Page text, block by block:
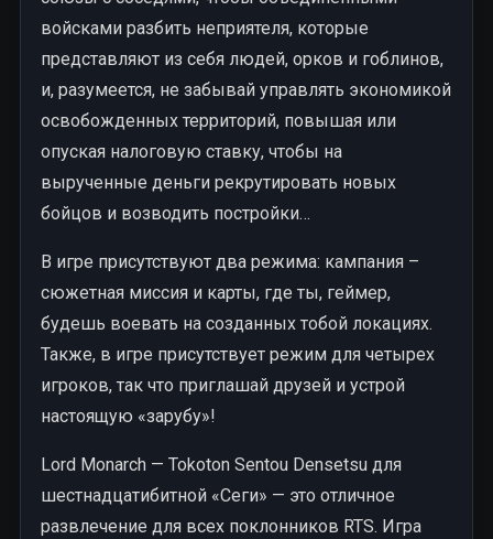
войсками разбить неприятеля, которые
представляют из себя людей, орков и гоблинов,
и, разумеется, не забывай управлять экономикой
освобожденных территорий, повышая или
опуская налоговую ставку, чтобы на
вырученные деньги рекрутировать новых
бойцов и возводить постройки…
В игре присутствуют два режима: кампания –
сюжетная миссия и карты, где ты, геймер,
будешь воевать на созданных тобой локациях.
Также, в игре присутствует режим для четырех
игроков, так что приглашай друзей и устрой
настоящую «зарубу»!
Lord Monarch — Tokoton Sentou Densetsu для
шестнадцатибитной «Сеги» — это отличное
развлечение для всех поклонников RTS. Игра